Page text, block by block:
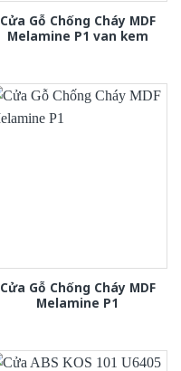
Cửa Gỗ Chống Cháy MDF
Melamine P1 van kem
Cửa Gỗ Chống Cháy MDF
Melamine P1